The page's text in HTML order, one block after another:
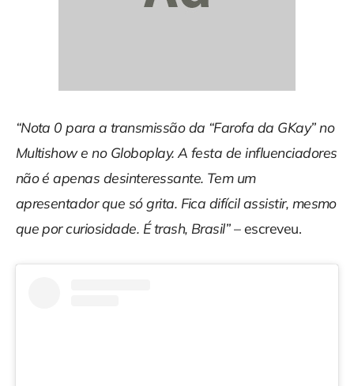
“Nota 0 para a transmissão da “Farofa da GKay” no
Multishow e no Globoplay. A festa de influenciadores
não é apenas desinteressante. Tem um
apresentador que só grita. Fica difícil assistir, mesmo
que por curiosidade. É trash, Brasil”– escreveu.